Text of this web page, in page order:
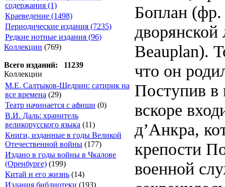
содержания (1)
Краеведение (1498)
Периодические издания (7235)
Редкие нотные издания (96)
Коллекции (769)
Всего изданий: 11239
Коллекции
М.Е. Салтыков-Щедрин: сатирик на
все времена (29)
Театр начинается с афиши (0)
В.И. Даль: хранитель
великорусского языка (11)
Книги, изданные в годы Великой
Отечественной войны (177)
Издано в годы войны в Чкалове
(Оренбурге) (199)
Китай и его жизнь (14)
Издания библиотеки (193)
Боплан (фр.
Beauplan).
что он
Поступив в
вскоре
д’Анкра,
крепости
военной